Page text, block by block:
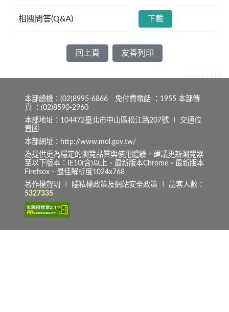
相關問答(Q&A) 下載
回上頁 友善列印
本部總機：(02)8995-6866 免付費電話 ：1955 本部傳
真 ：(02)8590-2960
本部地址：104472臺北市中山區松江路207號 ∣ 交通位
置圖
本部網址：http://www.mol.gov.tw/
為提供更為穩定的瀏覽品質與使用體驗，建議更新瀏覽器
至以下版本：IE10(含)以上、最新版本Chrome、最新版本
Firefsox、最佳解析度1024x768
著作權聲明 ∣ 隱私權政策及網站安全政策 ∣ 訪客人數：
5327335